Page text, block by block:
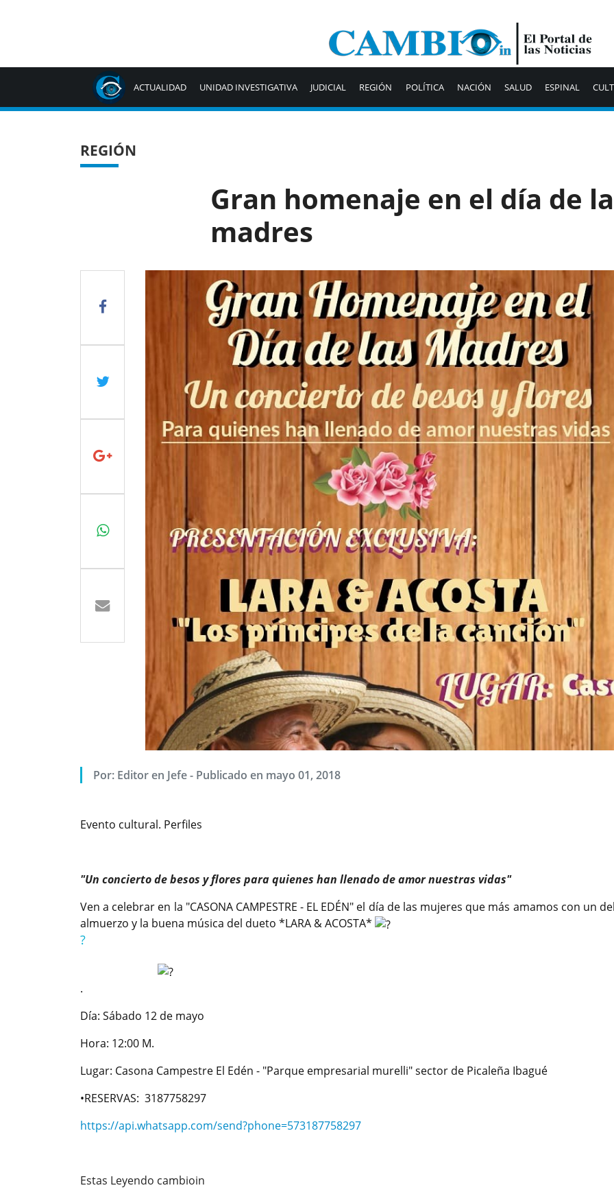
ACTUALIDAD UNIDAD INVESTIGATIVA JUDICIAL REGIÓN POLÍTICA NACIÓN SALUD ESPINAL
REGIÓN
Gran homenaje en el día de
madres
Por: Editor en Jefe - Publicado en mayo 01, 2018
Evento cultural. Perfiles
"Un concierto de besos y flores para quienes han llenado de amor nuestras vidas"
Ven a celebrar en la "CASONA CAMPESTRE - EL EDÉN" el día de las mujeres que más amamos con un
almuerzo y la buena música del dueto *LARA & ACOSTA*
?
.
Día: Sábado 12 de mayo
Hora: 12:00 M.
Lugar: Casona Campestre El Edén - "Parque empresarial murelli" sector de Picaleña Ibagué
•RESERVAS: 3187758297
https://api.whatsapp.com/send?phone=573187758297
Estas Leyendo cambioin